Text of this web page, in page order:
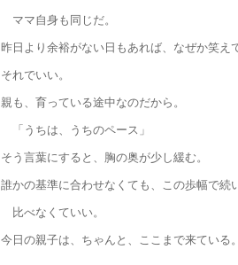
ママ自身も同じだ。
昨日より余裕がない日もあれば、なぜか笑え
それでいい。
親も、育っている途中なのだから。
「うちは、うちのペース」
そう言葉にすると、胸の奥が少し緩む。
誰かの基準に合わせなくても、この歩幅で続
比べなくていい。
今日の親子は、ちゃんと、ここまで来ている。